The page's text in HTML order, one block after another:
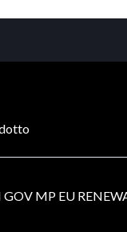
MP EU